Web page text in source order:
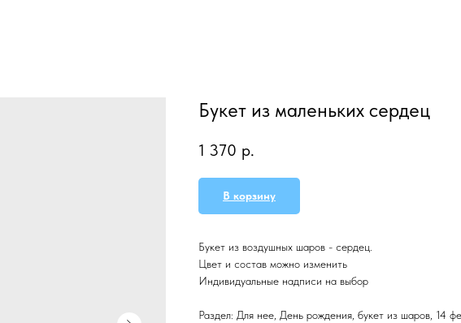
Букет из маленьких сердец
1 370 р.
В корзину
Букет из воздушных шаров - сердец.
Цвет и состав можно изменить
Индивидуальные надписи на выбор
Раздел: Для нее, День рождения, букет из шаров, 14